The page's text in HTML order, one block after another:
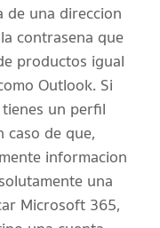
de una direccion
contrasena que
productos igual
Outlook. Si
un perfil
de que,
informacion
una
Microsoft 365,